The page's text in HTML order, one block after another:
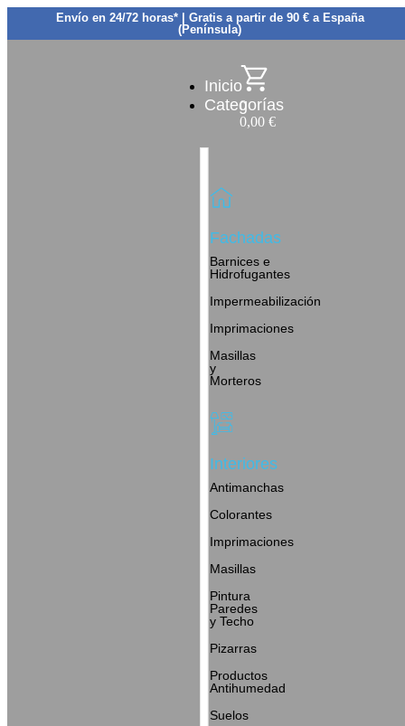
Envío en 24/72 horas* | Gratis a partir de 90 € a España
(Península)
Inicio
Categorías
Fachadas
Barnices e
Hidrofugantes
Impermeabilización
Imprimaciones
Masillas
y
Morteros
Interiores
Antimanchas
Colorantes
Imprimaciones
Masillas
Pintura
Paredes
y Techo
Pizarras
Productos
Antihumedad
Suelos
0
0,00€